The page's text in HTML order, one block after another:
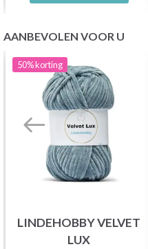
AANBEVOLEN VOOR U
50%korting
LINDEHOBBY VELVET
LUX